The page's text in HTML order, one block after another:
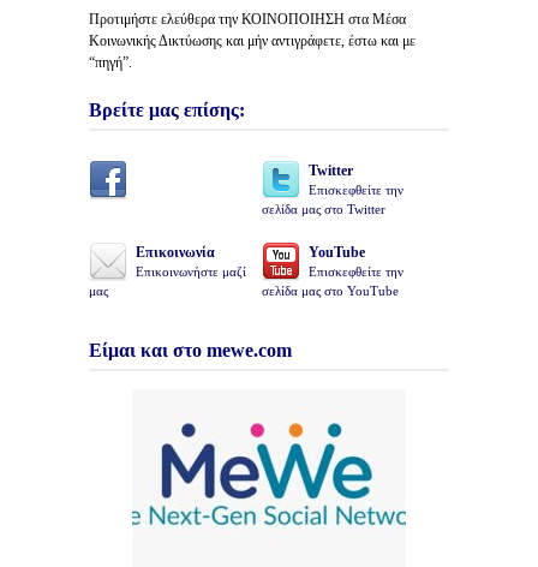
Προτιμήστε ελεύθερα την ΚΟΙΝΟΠΟΙΗΣΗ στα Μέσα
Κοινωνικής Δικτύωσης και μήν αντιγράφετε, έστω και με
“πηγή”.
Βρείτε μας επίσης:
Twitter
Επισκεφθείτε την
σελίδα μας στο Twitter
Επικοινωνία
Επικοινωνήστε μαζί
μας
YouTube
Επισκεφθείτε την
σελίδα μας στο YouTube
Είμαι και στο mewe.com